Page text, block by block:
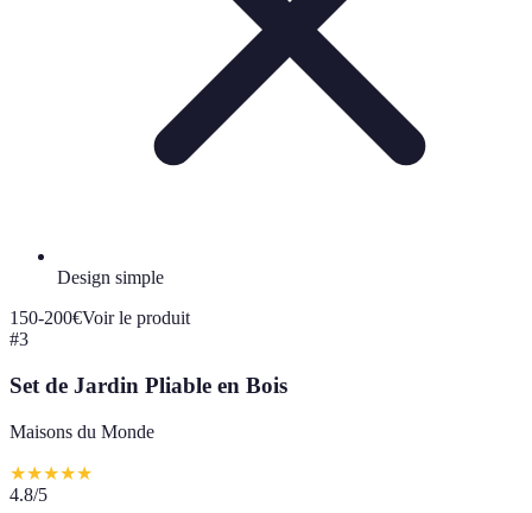
Design simple
150-200€Voir le produit
#3
Set de Jardin Pliable en Bois
Maisons du Monde
★★★★★
4.8/5